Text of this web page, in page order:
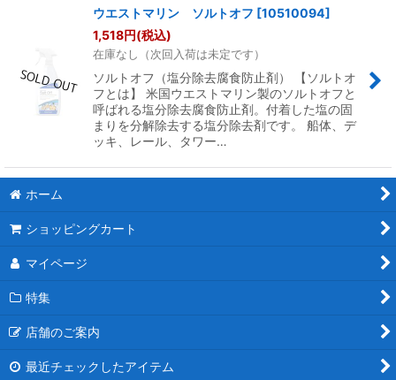
ウエストマリン ソルトオフ [10510094]
1,518円(税込)
在庫なし（次回入荷は未定です）
ソルトオフ（塩分除去腐食防止剤） 【ソルトオ
フとは】 米国ウエストマリン製のソルトオフと
呼ばれる塩分除去腐食防止剤。付着した塩の固
まりを分解除去する塩分除去剤です。 船体、デ
ッキ、レール、タワー…
ホーム
ショッピングカート
マイページ
特集
店舗のご案内
最近チェックしたアイテム